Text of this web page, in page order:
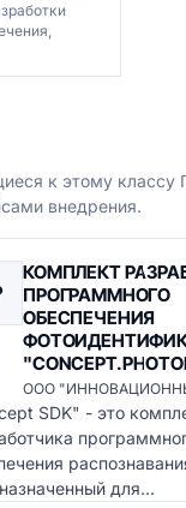
к этому классу
внедрения.
КОМПЛЕКТ
ПРОГРАММНОГО
ОБЕСПЕЧЕНИЯ
ООО
SDK" - это
для...